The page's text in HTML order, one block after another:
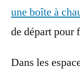
une boîte à
de départ
Dans les